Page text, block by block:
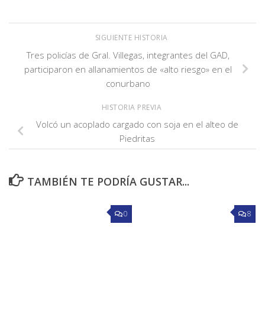
SIGUIENTE HISTORIA
Tres policías de Gral. Villegas, integrantes del GAD,
participaron en allanamientos de «alto riesgo» en el
conurbano
HISTORIA PREVIA
Volcó un acoplado cargado con soja en el alteo de
Piedritas
TAMBIÉN TE PODRÍA GUSTAR...
0 8